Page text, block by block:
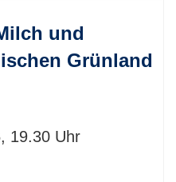
und
Grünland
19.30 Uhr